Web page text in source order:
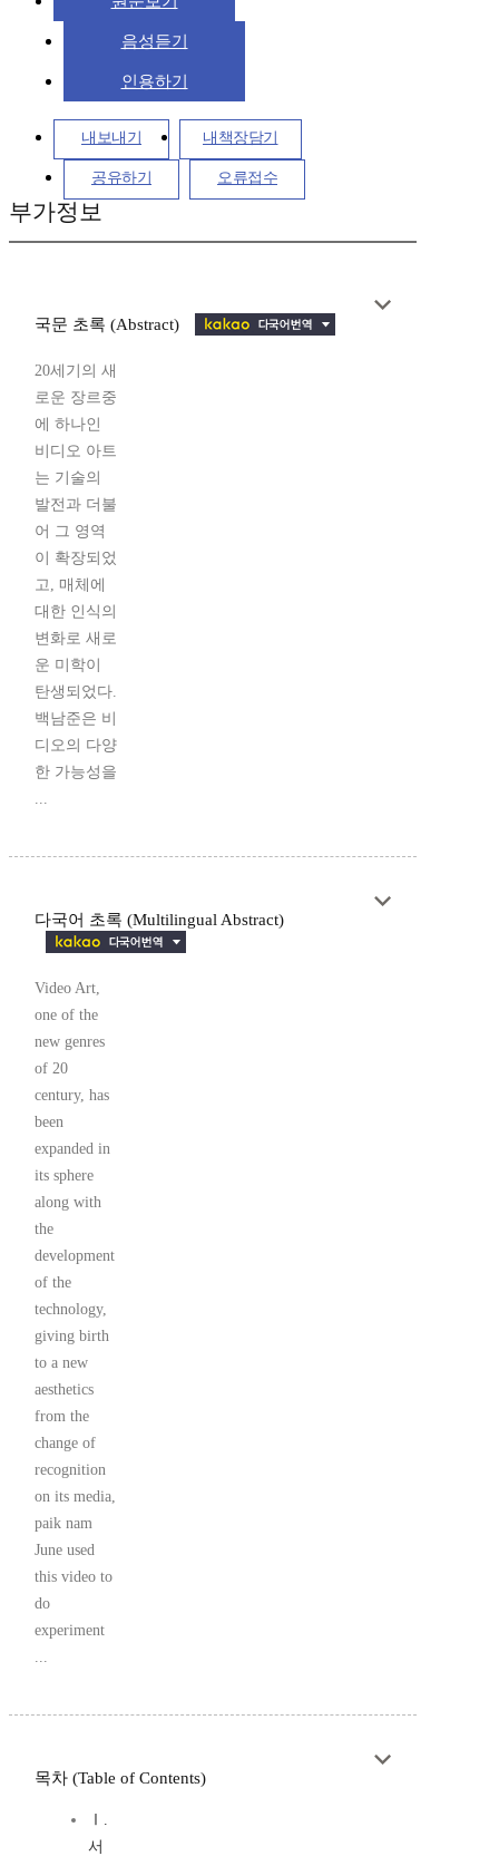
음성듣기
인용하기
내보내기 내책장담기
공유하기 오류접수
부가정보
국문 초록 (Abstract)
20세기의 새
로운 장르중
에 하나인
비디오 아트
는 기술의
발전과 더불
어 그 영역
이 확장되었
고, 매체에
대한 인식의
변화로 새로
운 미학이
탄생되었다.
백남준은 비
디오의 다양
한 가능성을
...
다국어 초록 (Multilingual Abstract)
Video Art,
one of the
new genres
of 20
century, has
been
expanded in
its sphere
along with
the
development
of the
technology,
giving birth
to a new
aesthetics
from the
change of
recognition
on its media,
paik nam
June used
this video to
do
experiment
...
목차 (Table of Contents)
Ⅰ.
서